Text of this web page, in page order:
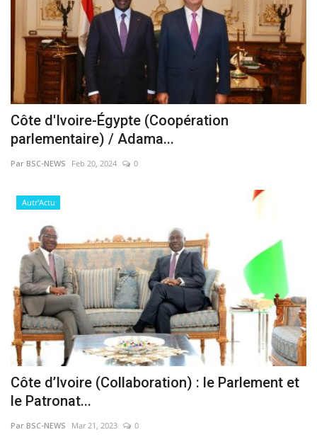
Côte d'Ivoire-Égypte (Coopération
parlementaire) / Adama...
Par BSC-NEWS Feb 20, 2024 0
Autr'Actu
Côte d’Ivoire (Collaboration) : le Parlement et
le Patronat...
Par BSC-NEWS Mar 21, 2023 0